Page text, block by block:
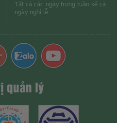
Tất cả các ngày trong tuần kể cả
ngày nghỉ lễ
quản lý